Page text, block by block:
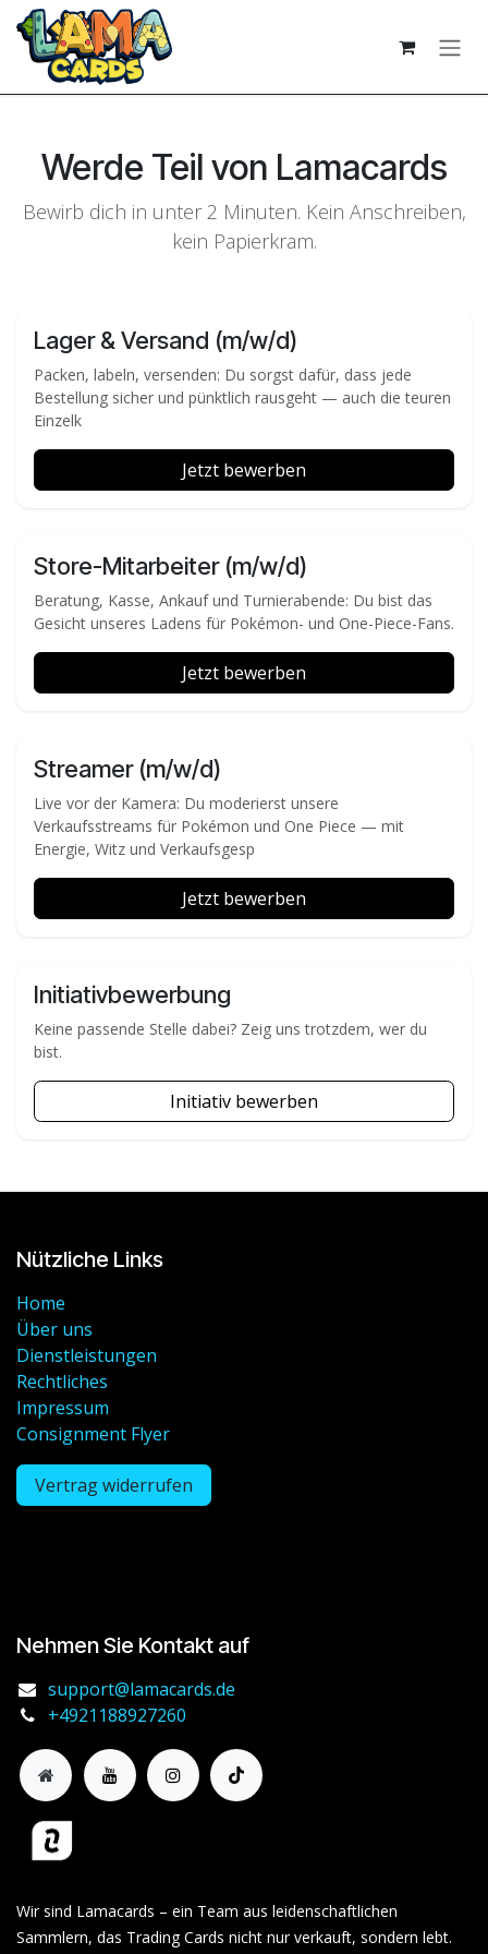
Zum Inhalt springen
Werde Teil von Lamacards
Bewirb dich in unter 2 Minuten. Kein Anschreiben,
kein Papierkram.
Lager & Versand (m/w/d)
Packen, labeln, versenden: Du sorgst dafür, dass jede
Bestellung sicher und pünktlich rausgeht — auch die teuren
Einzelk
Jetzt bewerben
Store-Mitarbeiter (m/w/d)
Beratung, Kasse, Ankauf und Turnierabende: Du bist das
Gesicht unseres Ladens für Pokémon- und One-Piece-Fans.
Jetzt bewerben
Streamer (m/w/d)
Live vor der Kamera: Du moderierst unsere
Verkaufsstreams für Pokémon und One Piece — mit
Energie, Witz und Verkaufsgesp
Jetzt bewerben
Initiativbewerbung
Keine passende Stelle dabei? Zeig uns trotzdem, wer du
bist.
Initiativ bewerben
Nützliche Links
Home
Über uns
Dienstleistungen
Rechtliches
Impressum
Consignment Flyer
Vertrag widerrufen
Nehmen Sie Kontakt auf
support@lamacards.de
+4921188927260
Wir sind Lamacards – ein Team aus leidenschaftlichen
Sammlern, das Trading Cards nicht nur verkauft, sondern lebt.